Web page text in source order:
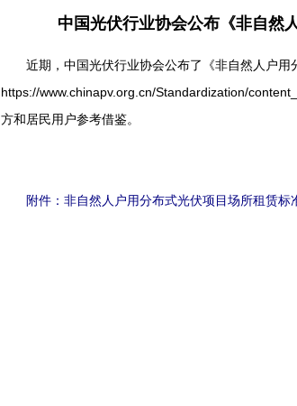
中国光伏行业协会公布《非自然
近期，中国光伏行业协会公布了《非自然人户用
https://www.chinapv.org.cn/Standardization/
方和居民用户参考借鉴。
附件： 非自然人户用分布式光伏项目场所租赁标